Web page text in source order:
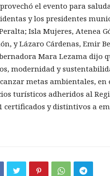
el evento para
y los presidentes
Isla Mujeres, Atenea
y Lázaro Cárdenas, Emir
Mara Lezama dijo
modernidad y
metas ambientales, en
turísticos adheridos al
certificados y distintivos a